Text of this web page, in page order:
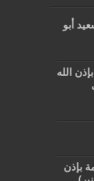
أبو
الله
بإذن